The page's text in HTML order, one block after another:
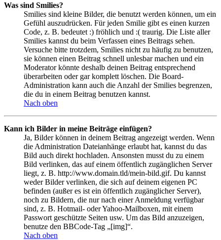
Was sind Smilies?
Smilies sind kleine Bilder, die benutzt werden können, um ein
Gefühl auszudrücken. Für jeden Smilie gibt es einen kurzen
Code, z. B. bedeutet :) fröhlich und :( traurig. Die Liste aller
Smilies kannst du beim Verfassen eines Beitrags sehen.
Versuche bitte trotzdem, Smilies nicht zu häufig zu benutzen,
sie können einen Beitrag schnell unlesbar machen und ein
Moderator könnte deshalb deinen Beitrag entsprechend
überarbeiten oder gar komplett löschen. Die Board-
Administration kann auch die Anzahl der Smilies begrenzen,
die du in einem Beitrag benutzen kannst.
Nach oben
Kann ich Bilder in meine Beiträge einfügen?
Ja, Bilder können in deinem Beitrag angezeigt werden. Wenn
die Administration Dateianhänge erlaubt hat, kannst du das
Bild auch direkt hochladen. Ansonsten musst du zu einem
Bild verlinken, das auf einem öffentlich zugänglichen Server
liegt, z. B. http://www.domain.tld/mein-bild.gif. Du kannst
weder Bilder verlinken, die sich auf deinem eigenen PC
befinden (außer es ist ein öffentlich zugänglicher Server),
noch zu Bildern, die nur nach einer Anmeldung verfügbar
sind, z. B. Hotmail- oder Yahoo-Mailboxen, mit einem
Passwort geschützte Seiten usw. Um das Bild anzuzeigen,
benutze den BBCode-Tag „[img]“.
Nach oben